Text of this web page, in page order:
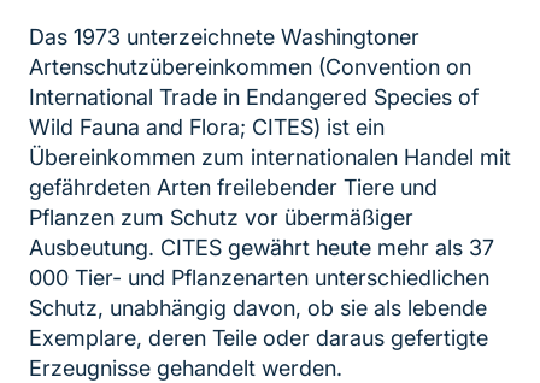
Das 1973 unterzeichnete Washingtoner
Artenschutzübereinkommen (Convention on
International Trade in Endangered Species of
Wild Fauna and Flora; CITES) ist ein
Übereinkommen zum internationalen Handel mit
gefährdeten Arten freilebender Tiere und
Pflanzen zum Schutz vor übermäßiger
Ausbeutung. CITES gewährt heute mehr als 37
000 Tier- und Pflanzenarten unterschiedlichen
Schutz, unabhängig davon, ob sie als lebende
Exemplare, deren Teile oder daraus gefertigte
Erzeugnisse gehandelt werden.
Sprungmarke